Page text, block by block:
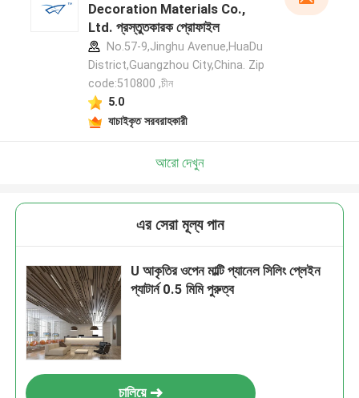
Decoration Materials Co.,
Ltd. প্রস্তুতকারক প্রোফাইল
No.57-9,Jinghu Avenue,HuaDu
District,Guangzhou City,China. Zip
code:510800 ,চীন
5.0
যাচাইকৃত সরবরাহকারী
আরো দেখুন
এর সেরা মূল্য পান
U আকৃতির ওপেন মাল্টি প্যানেল সিলিং প্লেইন
প্যাটার্ন 0.5 মিমি পুরুত্ব
চালিয়ে